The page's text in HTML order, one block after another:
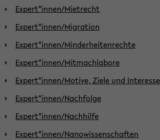
Expert*innen/Mietrecht
Expert*innen/Migration
Expert*innen/Minderheitenrechte
Expert*innen/Mitmachlabore
Expert*innen/Motive, Ziele und
Expert*innen/Nachfolge
Expert*innen/Nachhilfe
Expert*innen/Nanowissenschaften